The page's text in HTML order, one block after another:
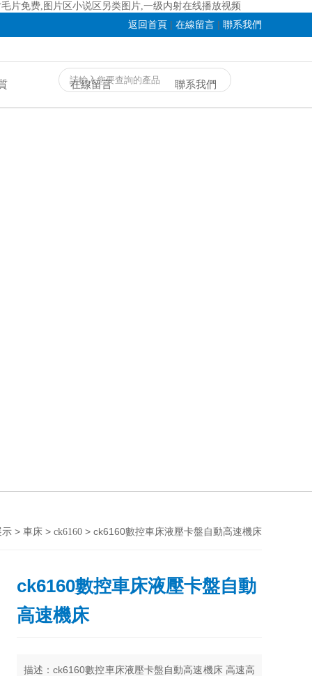
片免费,图片区小说区另类图片,一级内射在线播放视频
返回首頁 | 在線留言 | 聯系我們
在線留言 聯系我們
示 > 車床 > ck6160 > ck6160數控車床液壓卡盤自動高速機床
ck6160數控車床液壓卡盤自動
高速機床
描述：ck6160數控車床液壓卡盤自動高速機床 高速高